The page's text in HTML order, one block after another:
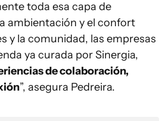
toda esa capa de
ambientación y el confort
y la comunidad, las empresas
ya curada por Sinergia,
de colaboración,
”, asegura Pedreira.